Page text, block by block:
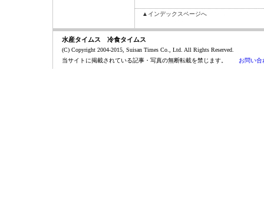
▲インデックスページへ
水産タイムス 冷食タイムス
(C) Copyright 2004-2015, Suisan Times Co., Ltd. All Rights Reserved.
当サイトに掲載されている記事・写真の無断転載を禁じます。 お問い合